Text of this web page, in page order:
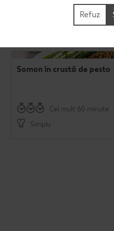
Somon în crustă de pesto
Cel mult 60 minute
Simplu
Refuz